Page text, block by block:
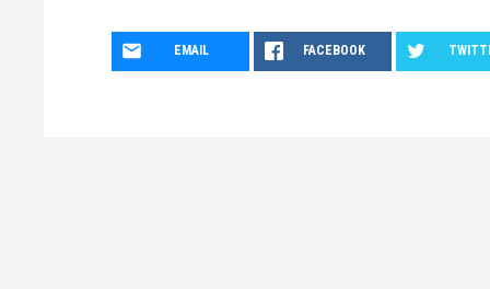
EMAIL FACEBOOK